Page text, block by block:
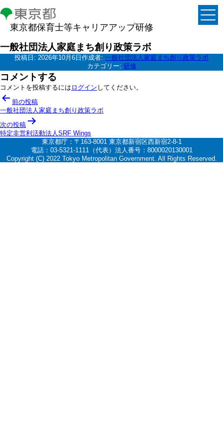
東京都保育士等キャリアアップ研修
一般社団法人家庭まち創り政策ラボ
投稿日: 2026年10月6日 作成者: 一般社団法人家庭まち創り政策ラボ
カテゴリー: 研修
コメントする
コメントを投稿するには ログイン してください。
投
稿
ナ
ビ
ー
前の投稿
一般社団法人家庭まち創り政策ラボ
次の投稿
特定非営利活動法人SRF Wings
東京都庁：〒163-8001 東京都新宿区西新宿2-8-1
電話：03-5321-1111（代表）法人番号：8000020130001
Copyright (C) 2022 Tokyo Metropolitan Government. All Rights Reserved.